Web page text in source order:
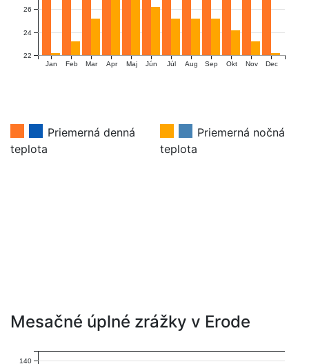
Jan Feb Mar Apr Maj Jún Júl Aug Sep Okt Nov Dec
22
24
26
Priemerná denná
teplota
Priemerná nočná
teplota
Mesačné úplné zrážky v Erode
140